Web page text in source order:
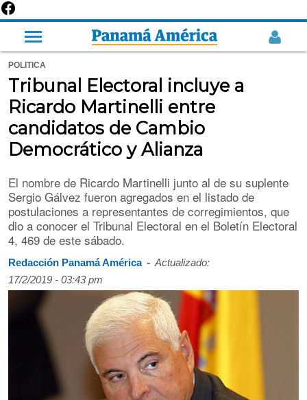
POLITICA
Tribunal Electoral incluye a
Ricardo Martinelli entre
candidatos de Cambio
Democrático y Alianza
El nombre de Ricardo Martinelli junto al de su suplente
Sergio Gálvez fueron agregados en el listado de
postulaciones a representantes de corregimientos, que
dio a conocer el Tribunal Electoral en el Boletín Electoral
4, 469 de este sábado.
Redacción Panamá América - Actualizado:
17/2/2019 - 03:43 pm